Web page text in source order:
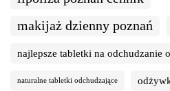
makijaż dzienny poznań
najlepsze tabletki na odchudzanie
naturalne tabletki odchudzające